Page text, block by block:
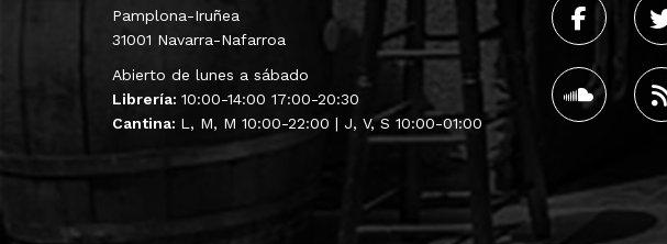
Pamplona-Iruñea
31001 Navarra-Nafarroa
Abierto de lunes a sábado
Librería: 10:00-14:00 17:00-20:30
Cantina: L, M, M 10:00-22:00 | J, V, S 10:00-01:00